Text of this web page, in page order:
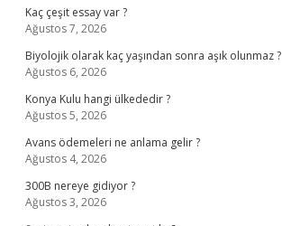
Kaç çeşit essay var ?
Ağustos 7, 2026
Biyolojik olarak kaç yaşından sonra aşık olunmaz ?
Ağustos 6, 2026
Konya Kulu hangi ülkededir ?
Ağustos 5, 2026
Avans ödemeleri ne anlama gelir ?
Ağustos 4, 2026
300B nereye gidiyor ?
Ağustos 3, 2026